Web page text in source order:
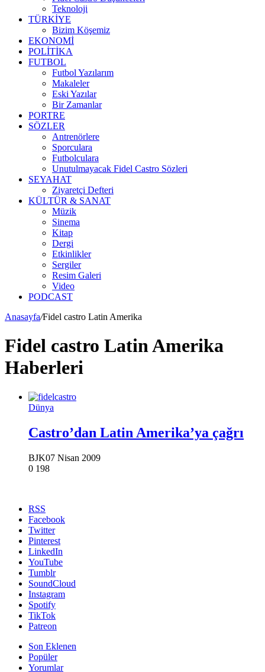
Teknoloji
TÜRKİYE
Bizim Köşemiz
EKONOMİ
POLİTİKA
FUTBOL
Futbol Yazılarım
Makaleler
Eski Yazılar
Bir Zamanlar
PORTRE
SÖZLER
Antrenörlere
Sporculara
Futbolculara
Unutulmayacak Fidel Castro Sözleri
SEYAHAT
Ziyaretçi Defteri
KÜLTÜR & SANAT
Müzik
Sinema
Kitap
Dergi
Etkinlikler
Sergiler
Resim Galeri
Video
PODCAST
Anasayfa/Fidel castro Latin Amerika
Fidel castro Latin Amerika
Haberleri
Dünya
Castro’dan Latin Amerika’ya çağrı
BJK07 Nisan 2009
0 198
RSS
Facebook
Twitter
Pinterest
LinkedIn
YouTube
Tumblr
SoundCloud
Instagram
Spotify
TikTok
Patreon
Son Eklenen
Popüler
Yorumlar